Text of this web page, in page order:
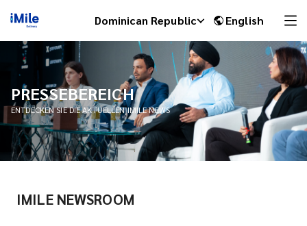
Dominican Republic English
PRESSEBEREICH
ENTDECKEN SIE DIE AKTUELLEN IMILE NEWS
IMILE NEWSROOM